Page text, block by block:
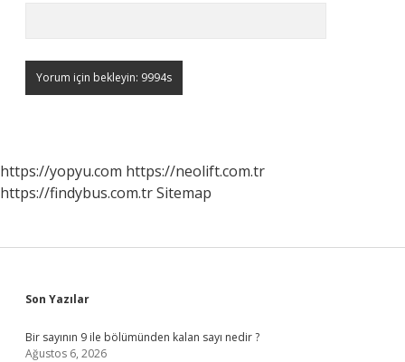
https://yopyu.com https://neolift.com.tr
https://findybus.com.trSitemap
Sidebar
Son Yazılar
Bir sayının 9 ile bölümünden kalan sayı nedir ?
Ağustos 6, 2026